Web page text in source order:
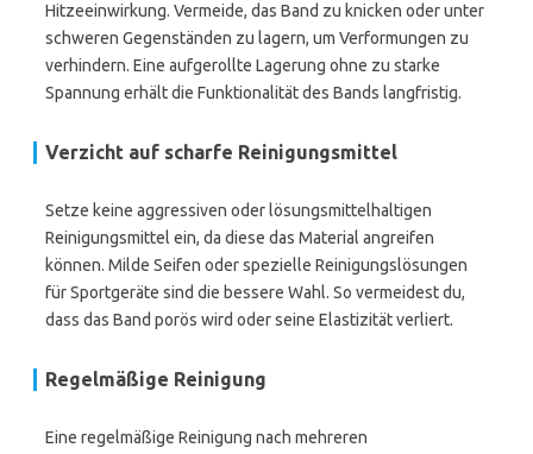
Hitzeeinwirkung. Vermeide, das Band zu knicken oder unter
schweren Gegenständen zu lagern, um Verformungen zu
verhindern. Eine aufgerollte Lagerung ohne zu starke
Spannung erhält die Funktionalität des Bands langfristig.
Verzicht auf scharfe Reinigungsmittel
Setze keine aggressiven oder lösungsmittelhaltigen
Reinigungsmittel ein, da diese das Material angreifen
können. Milde Seifen oder spezielle Reinigungslösungen
für Sportgeräte sind die bessere Wahl. So vermeidest du,
dass das Band porös wird oder seine Elastizität verliert.
Regelmäßige Reinigung
Eine regelmäßige Reinigung nach mehreren